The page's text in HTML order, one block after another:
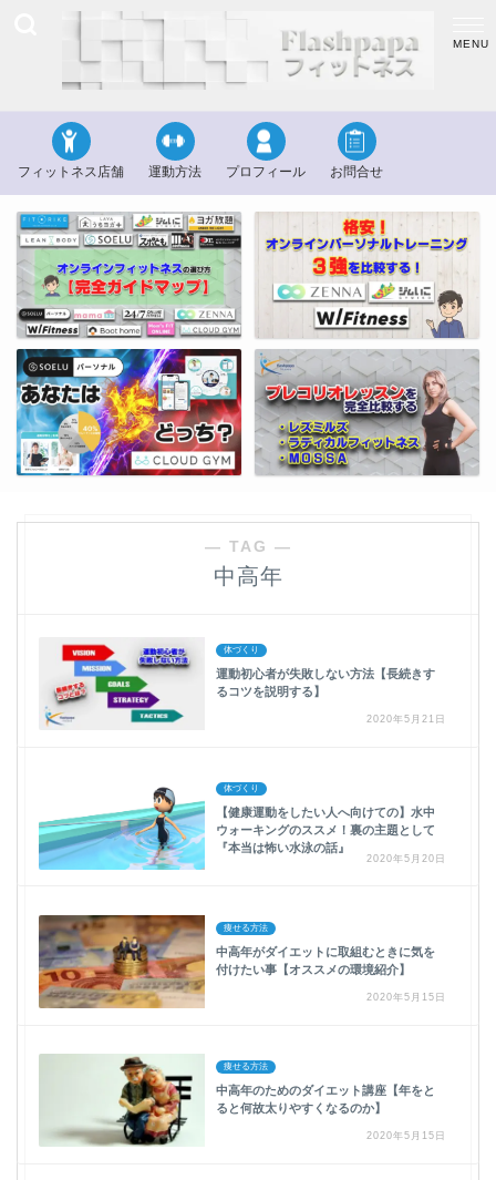
フィットネス店舗 運動方法 プロフィール お問合せ
― TAG ―
中高年
体づくり
運動初心者が失敗しない方法【長続きす
るコツを説明する】
2020年5月21日
体づくり
【健康運動をしたい人へ向けての】水中
ウォーキングのススメ！裏の主題として
『本当は怖い水泳の話』
2020年5月20日
痩せる方法
中高年がダイエットに取組むときに気を
付けたい事【オススメの環境紹介】
2020年5月15日
痩せる方法
中高年のためのダイエット講座【年をと
ると何故太りやすくなるのか】
2020年5月15日